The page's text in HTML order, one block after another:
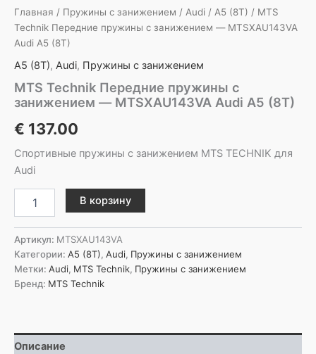
Главная / Пружины с занижением / Audi / A5 (8T) / MTS
Technik Передние пружины с занижением — MTSXAU143VA
Audi A5 (8T)
A5 (8T), Audi, Пружины с занижением
MTS Technik Передние пружины с
занижением — MTSXAU143VA Audi A5 (8T)
€ 137.00
Спортивные пружины с занижением MTS TECHNIK для
Audi
товара
Technik
Передние
пружины
с
занижением
Audi
A5
В корзину
Артикул: MTSXAU143VA
Категории: A5 (8T), Audi, Пружины с занижением
Метки: Audi, MTS Technik, Пружины с занижением
Бренд: MTS Technik
Описание